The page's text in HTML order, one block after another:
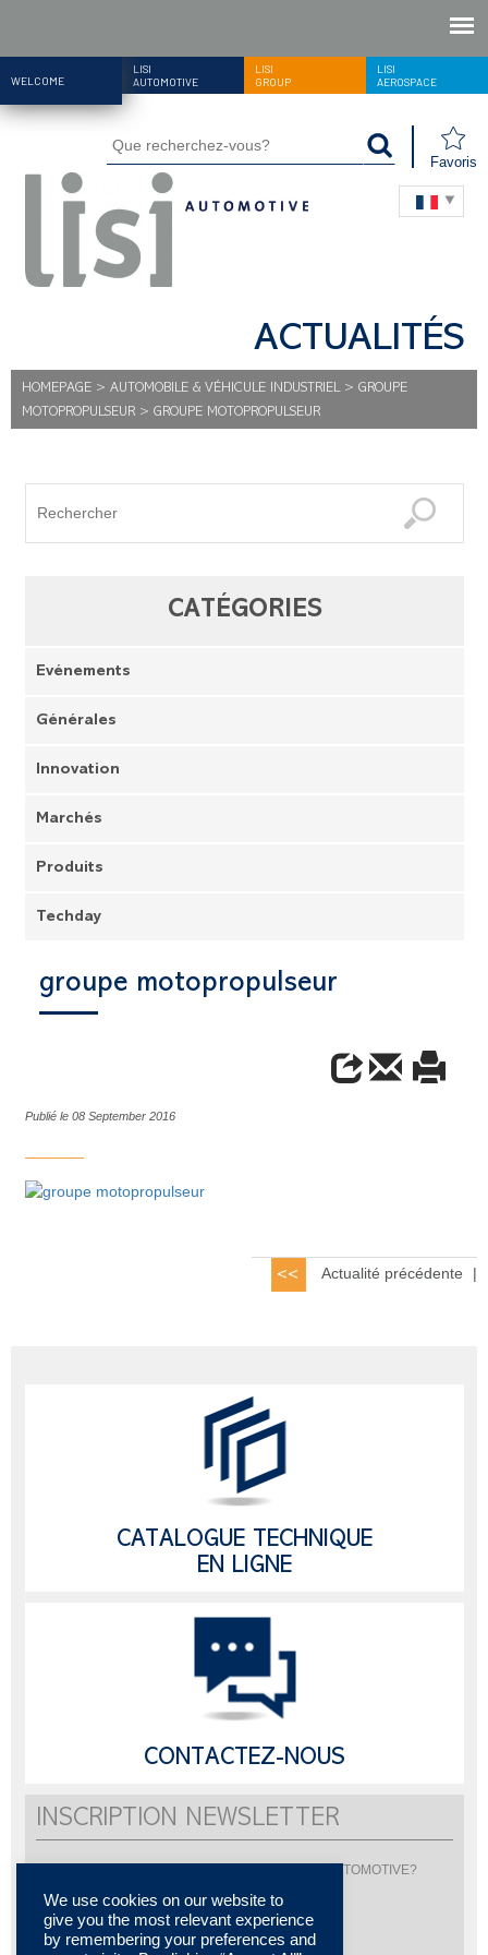
WELCOME
LISI
AUTOMOTIVE
LISI
GROUP
LISI
AEROSPACE
Favoris
ACTUALITÉS
HOMEPAGE > AUTOMOBILE & VÉHICULE INDUSTRIEL> GROUPE
MOTOPROPULSEUR > GROUPE MOTOPROPULSEUR
CATÉGORIES
Evénements
Générales
Innovation
Marchés
Produits
Techday
groupe motopropulseur
Publié le 08 September 2016
Actualité précédente |
CATALOGUE TECHNIQUE
EN LIGNE
CONTACTEZ-NOUS
INSCRIPTION NEWSLETTER
Vous souhaitez être informé de l'actualité de LISI AUTOMOTIVE?
Inscrivez-vous pour recevoir notre newsletter
We use cookies on our website to
give you the most relevant experience
by remembering your preferences and